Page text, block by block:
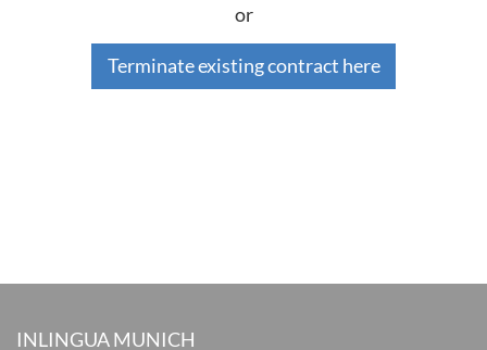
or
Terminate existing contract here
INLINGUA MUNICH